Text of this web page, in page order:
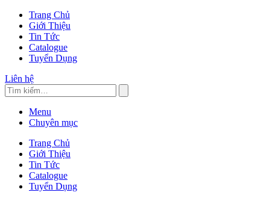
Trang Chủ
Giới Thiệu
Tin Tức
Catalogue
Tuyển Dụng
Liên hệ
Menu
Chuyên mục
Trang Chủ
Giới Thiệu
Tin Tức
Catalogue
Tuyển Dụng